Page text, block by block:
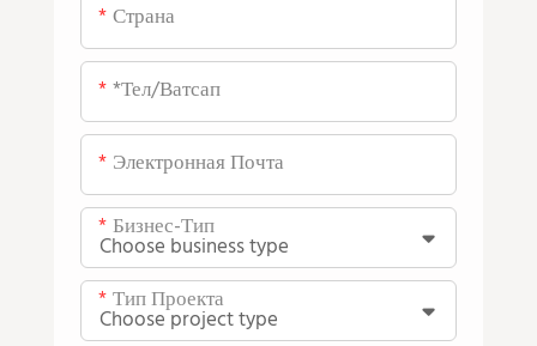
Страна
*тел/ватсап
Электронная Почта
Бизнес-Тип
Тип Проекта